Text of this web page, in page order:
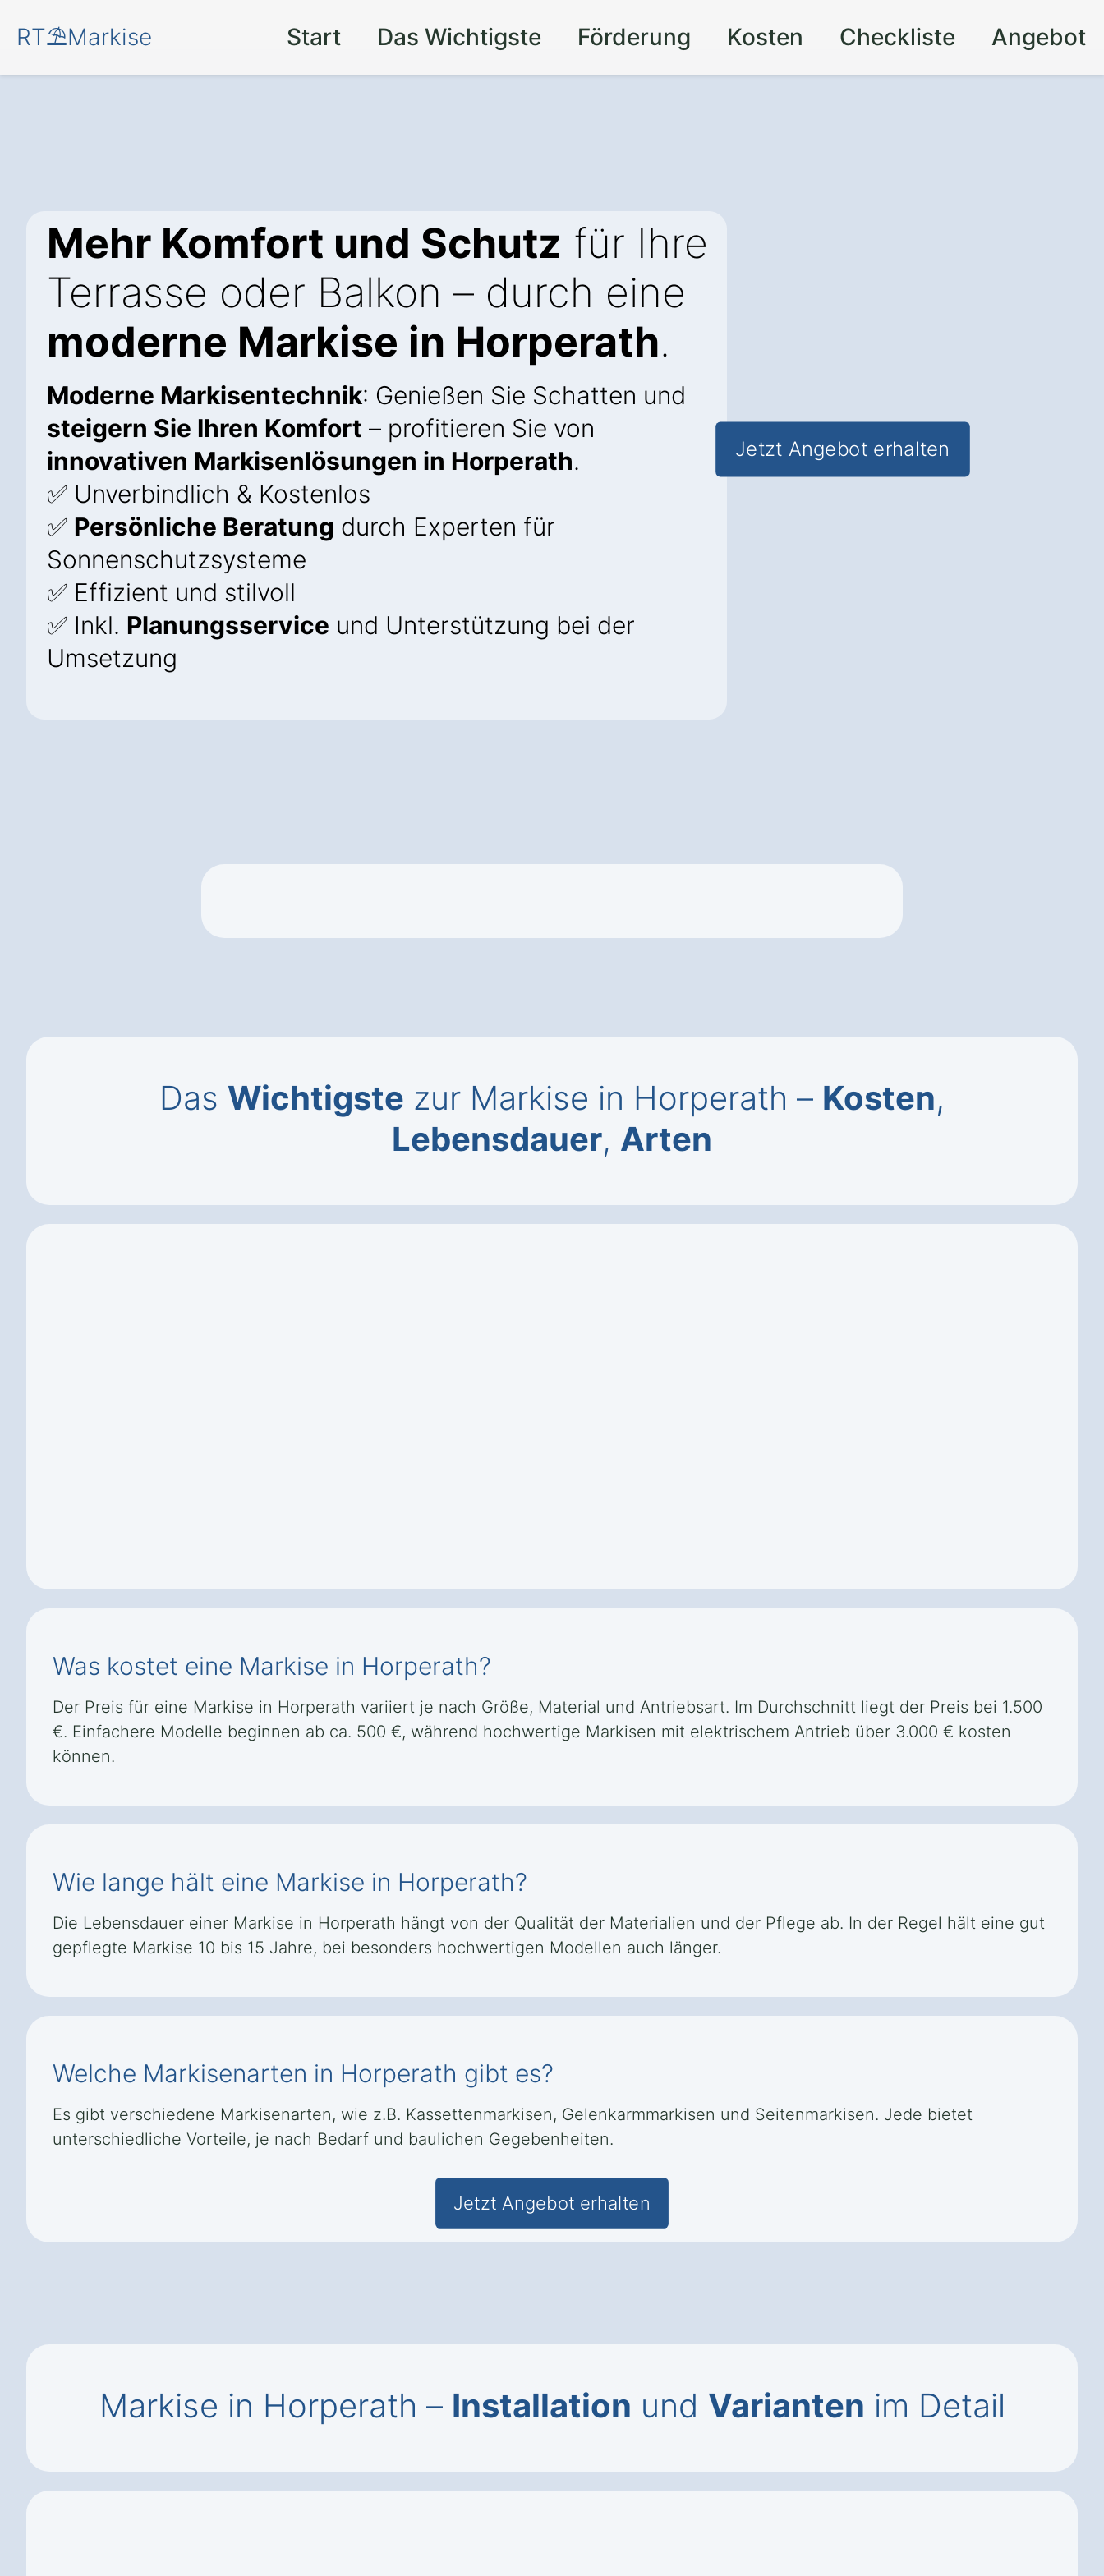
RT⛱️Markise Start Das Wichtigste Förderung Kosten Checkliste Angebot
Mehr Komfort und Schutz für Ihre
Terrasse oder Balkon – durch eine
moderne Markise in Horperath.
Moderne Markisentechnik: Genießen Sie Schatten und
steigern Sie Ihren Komfort – profitieren Sie von
innovativen Markisenlösungen in Horperath.
✅ Unverbindlich & Kostenlos
✅ Persönliche Beratung durch Experten für
Sonnenschutzsysteme
✅ Effizient und stilvoll
✅ Inkl. Planungsservice und Unterstützung bei der
Umsetzung
Jetzt Angebot erhalten
Das Wichtigste zur Markise in Horperath – Kosten,
Lebensdauer, Arten
Was kostet eine Markise in Horperath?
Der Preis für eine Markise in Horperath variiert je nach Größe, Material und Antriebsart. Im Durchschnitt liegt der Preis bei 1.500
€. Einfachere Modelle beginnen ab ca. 500 €, während hochwertige Markisen mit elektrischem Antrieb über 3.000 € kosten
können.
Wie lange hält eine Markise in Horperath?
Die Lebensdauer einer Markise in Horperath hängt von der Qualität der Materialien und der Pflege ab. In der Regel hält eine gut
gepflegte Markise 10 bis 15 Jahre, bei besonders hochwertigen Modellen auch länger.
Welche Markisenarten in Horperath gibt es?
Es gibt verschiedene Markisenarten, wie z.B. Kassettenmarkisen, Gelenkarmmarkisen und Seitenmarkisen. Jede bietet
unterschiedliche Vorteile, je nach Bedarf und baulichen Gegebenheiten.
Jetzt Angebot erhalten
Markise in Horperath – Installation und Varianten im Detail